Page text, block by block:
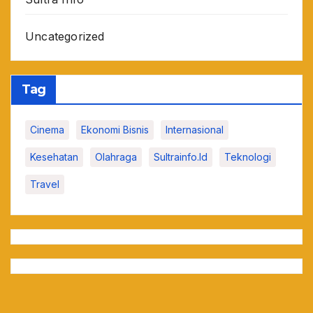
Uncategorized
Tag
Cinema Ekonomi Bisnis Internasional
Kesehatan Olahraga Sultrainfo.id Teknologi
Travel